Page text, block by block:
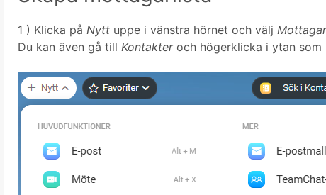
1 ) Klicka på Nytt uppe i vänstra hörnet och välj
Du kan även gå till Kontakter och högerklicka i ytan